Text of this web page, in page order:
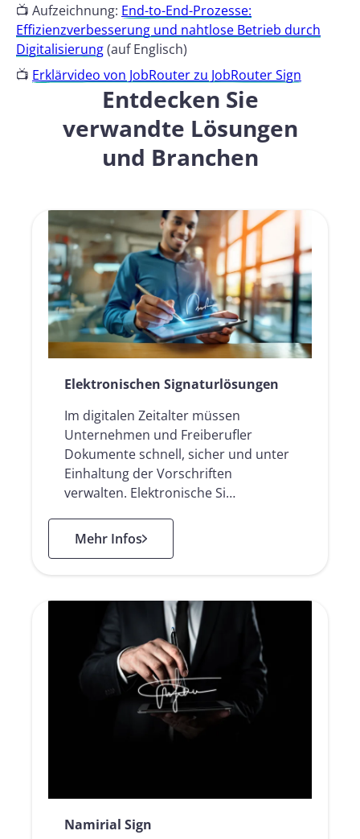
📺 Aufzeichnung: End-to-End-Prozesse:
Effizienzverbesserung und nahtlose Betrieb durch
Digitalisierung(auf Englisch)
📺 Erklärvideo von JobRouter zu JobRouter Sign
Entdecken Sie
verwandte Lösungen
und Branchen
Elektronischen Signaturlösungen
Im digitalen Zeitalter müssen
Unternehmen und Freiberufler
Dokumente schnell, sicher und unter
Einhaltung der Vorschriften
verwalten. Elektronische Si…
Mehr Infos: Elektronischen Signaturlösungen
Namirial Sign